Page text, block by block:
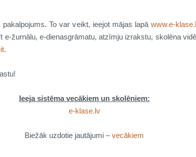
To var veikt, ieejot mājas lapāwww.e-
žurnālu, e-dienasgrāmatu, atzīmju izrakstu, skolēna
.
Ieeja sistēma vecākiem un skolēniem:
e-klase.lv
Biežāk uzdotie jautājumi –vecākiem